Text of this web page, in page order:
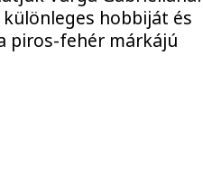
hobbiját és
piros-fehér márkájú